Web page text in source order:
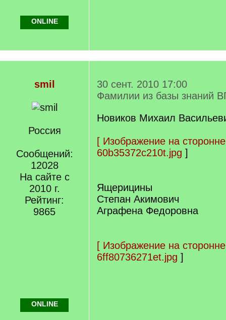
ONLINE
smil
Россия
Сообщений:
12028
На сайте с
2010 г.
Рейтинг:
9865
30 сент. 2010 17:00
Фамилии из базы знаний
Новиков Михаил
[ Изображение на
60b35372c210t.jpg ]
Ящерицины
Степан Акимович
Аграфена Федоровна
[ Изображение на
6ff80736271et.jpg ]
ONLINE